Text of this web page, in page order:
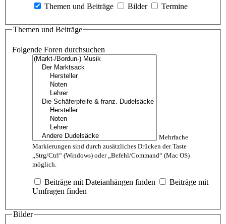
Themen und Beiträge
Bilder Termine
Themen und Beiträge
Folgende Foren durchsuchen
Mehrfache
Markierungen sind durch zusätzliches Drücken der Taste
„Strg/Ctrl“ (Windows) oder „Befehl/Command“ (Mac OS)
möglich.
Beiträge mit Dateianhängen finden
Beiträge mit
Umfragen finden
Bilder